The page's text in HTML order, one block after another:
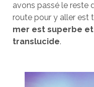
avons passé le reste
route pour y aller est
mer est superbe
translucide.